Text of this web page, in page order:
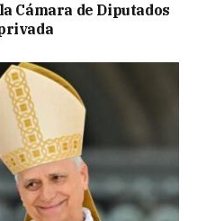
Cámara de Diputados